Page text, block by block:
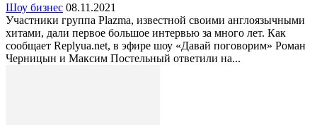
Шоу бизнес 08.11.2021
Участники группа Plazma, известной своими англоязычными
хитами, дали первое большое интервью за много лет. Как
сообщает Replyua.net, в эфире шоу «Давай поговорим» Роман
Черницын и Максим Постельный ответили на...